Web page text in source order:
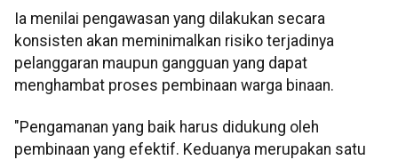
Ia menilai pengawasan yang dilakukan secara
konsisten akan meminimalkan risiko terjadinya
pelanggaran maupun gangguan yang dapat
menghambat proses pembinaan warga binaan.
"Pengamanan yang baik harus didukung oleh
pembinaan yang efektif. Keduanya merupakan satu